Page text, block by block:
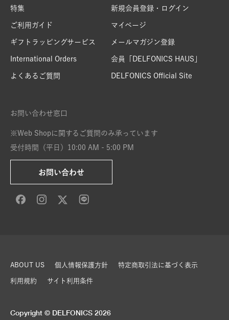
特集
ご利用ガイド
ギフトラッピングサービス
International Orders
よくあるご質問
新規会員登録・ログイン
マイページ
メールマガジン登録
会員「DELFONICS HAUS」
DELFONICS Official Site
お問い合わせ窓口
※Web Shopに関するご質問のみ承っています
受付時間（平日）10:00 AM - 5:00 PM
お問い合わせ
ABOUT US 個人情報保護方針 特定商取引法に基づく表示
利用規約 サイト利用条件
Copyright © DELFONICS 2026